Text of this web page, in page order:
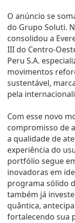
O anúncio se
do Grupo Soluti.
consolidou a
III do Centro-
Peru S.A.
movimentos
sustentável,
pela
Com esse novo
compromisso de
a qualidade de
experiência do
portfólio segue
inovadoras em
programa sólido
também já
quântica,
fortalecendo sua